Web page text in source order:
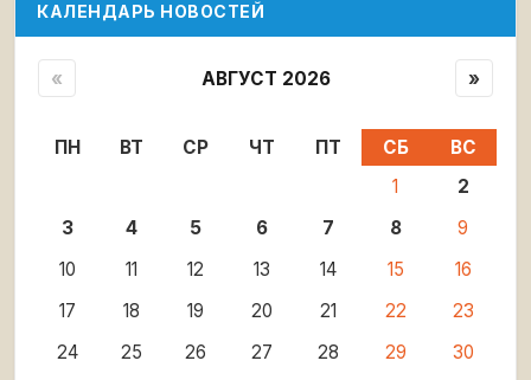
КАЛЕНДАРЬ НОВОСТЕЙ
« АВГУСТ 2026 »
ПН ВТ СР ЧТ ПТ СБ
ВС
1
2
3
4 5 6 7 8
9
10
11 12 13 14 15
16
17
18 19 20 21 22
23
24
25 26 27 28 29
30